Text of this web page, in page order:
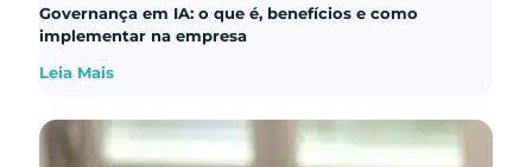
Governança em IA: o que é, benefícios e como
implementar na empresa
Leia Mais